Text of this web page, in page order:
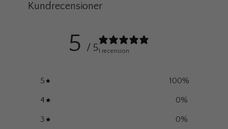
Kundrecensioner
5 / 51 recension
5 100%
4 0%
3 0%